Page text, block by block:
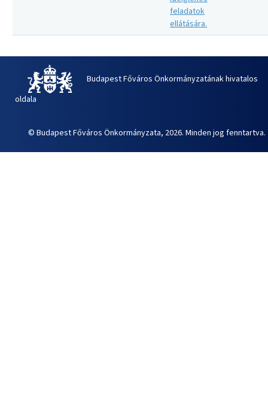
feladatok
ellátására.
Budapest Főváros Önkormányzatának hivatalos
oldala
© Budapest Főváros Önkormányzata, 2026. Minden jog fenntartva.